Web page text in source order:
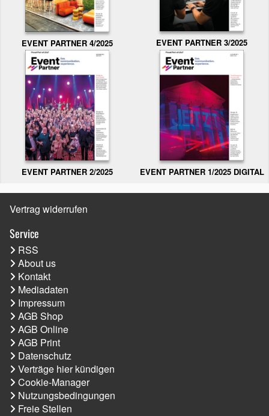
EVENT PARTNER 4/2025 EVENT PARTNER 3/2025
EVENT PARTNER 2/2025 EVENT PARTNER 1/2025 DIGITAL
Vertrag widerrufen
Service
RSS
About us
Kontakt
Mediadaten
Impressum
AGB Shop
AGB Online
AGB Print
Datenschutz
Verträge hier kündigen
Cookie-Manager
Nutzungsbedingungen
Freie Stellen